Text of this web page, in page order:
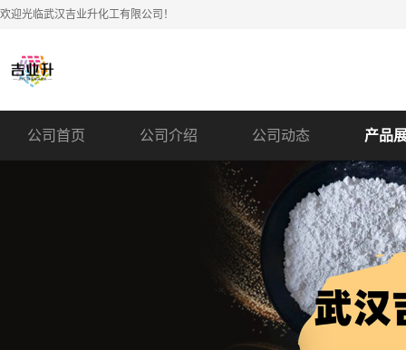
欢迎光临武汉吉业升化工有限公司！
公司首页 公司介绍 公司动态 产品